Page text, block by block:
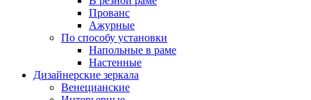
Прованс
Ажурные
По способу установки
Напольные в раме
Настенные
Дизайнерские зеркала
Венецианские